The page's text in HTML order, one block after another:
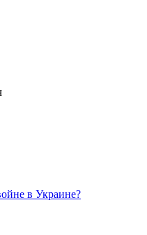
в Украине?